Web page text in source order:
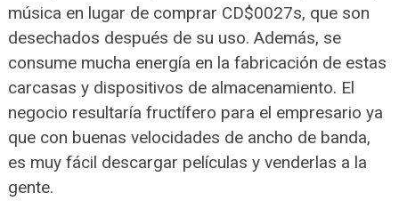
música en lugar de comprar CD$0027s, que son
desechados después de su uso. Además, se
consume mucha energía en la fabricación de estas
carcasas y dispositivos de almacenamiento. El
negocio resultaría fructífero para el empresario ya
que con buenas velocidades de ancho de banda,
es muy fácil descargar películas y venderlas a la
gente.